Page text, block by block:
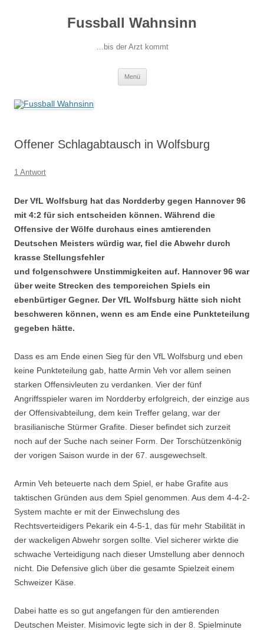
Fussball Wahnsinn
…bis der Arzt kommt
Menü
Offener Schlagabtausch in Wolfsburg
1 Antwort
Der VfL Wolfsburg hat das Nordderby gegen Hannover 96
mit 4:2 für sich entscheiden können. Während die
Offensive der Wölfe durchaus eines amtierenden
Deutschen Meisters würdig war, fiel die Abwehr durch
krasse Stellungsfehler
und folgenschwere Unstimmigkeiten auf. Hannover 96 war
über weite Strecken des temporeichen Spiels ein
ebenbürtiger Gegner. Der VfL Wolfsburg hätte sich nicht
beschweren können, wenn es am Ende eine Punkteteilung
gegeben hätte.
Dass es am Ende einen Sieg für den VfL Wolfsburg und eben
keine Punkteteilung gab, hatte Armin Veh vor allem seinen
starken Offensivleuten zu verdanken. Vier der fünf
Angriffsspieler waren im Nordderby erfolgreich, der einzige aus
der Offensivabteilung, dem kein Treffer gelang, war der
brasilianische Stürmer Grafite. Dieser befindet sich zurzeit
noch auf der Suche nach seiner Form. Der Torschützenkönig
der vorigen Saison wurde in der 67. ausgewechselt.
Armin Veh beteuerte nach dem Spiel, er habe Grafite aus
taktischen Gründen aus dem Spiel genommen. Aus dem 4-4-2-
System machte er mit der Einwechslung des
Rechtsverteidigers Pekarik ein 4-5-1, das für mehr Stabilität in
der wackeligen Abwehr sorgen sollte. Viel sicherer wirkte die
schwache Verteidigung nach dieser Umstellung aber dennoch
nicht. Die Defensive glich über die gesamte Spielzeit einem
Schweizer Käse.
Dabei hatte es so gut angefangen für den amtierenden
Deutschen Meister. Misimovic legte sich in der 8. Spielminute